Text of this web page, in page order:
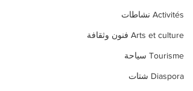
Activités نشاطات
Arts et culture فنون وثقافة
Tourisme سياحة
Diaspora شتات